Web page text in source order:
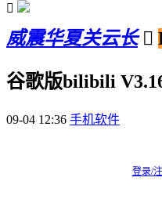

威震华夏关云长 
谷歌版bilibili
09-04 12:36 手机软件
登录/